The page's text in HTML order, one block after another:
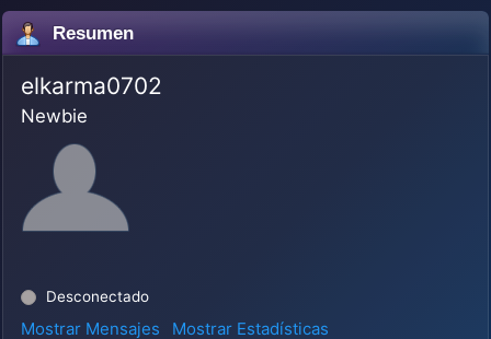
Resumen
elkarma0702
Newbie
Desconectado
Mostrar Mensajes
Mostrar Estadísticas